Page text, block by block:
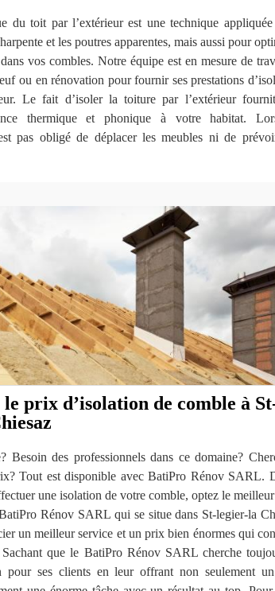
du toit par l’extérieur est une technique
et les poutres apparentes, mais aussi pour
vos combles. Notre équipe est en mesure de
ou en rénovation pour fournir ses prestations
Le fait d’isoler la toiture par l’extérieur
thermique et phonique à votre habitat.
pas obligé de déplacer les meubles ni de
prix d’isolation de comble à
Besoin des professionnels dans ce domaine?
Tout est disponible avec BatiPro Rénov SARL.
une isolation de votre comble, optez le
Rénov SARL qui se situe dans St-legier-la
un meilleur service et un prix bien énormes qui
Sachant que le BatiPro Rénov SARL cherche
pour ses clients en leur offrant non seulement